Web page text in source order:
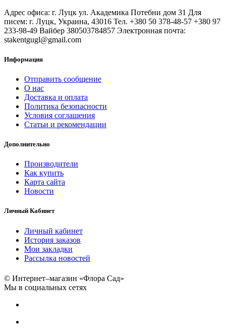
Адрес офиса: г. Луцк ул. Академика Потебни дом 31 Для
писем: г. Луцк, Украина, 43016 Тел. +380 50 378-48-57 +380 97
233-98-49 Вайбер 380503784857 Электронная почта:
stakentgugl@gmail.com
Информация
Отправить сообщение
О нас
Доставка и оплата
Политика безопасности
Условия соглашения
Статьи и рекомендации
Дополнительно
Производители
Как купить
Карта сайта
Новости
Личный Кабинет
Личный кабинет
История заказов
Мои закладки
Рассылка новостей
© Интернет–магазин «Флора Сад»
Мы в социальных сетях